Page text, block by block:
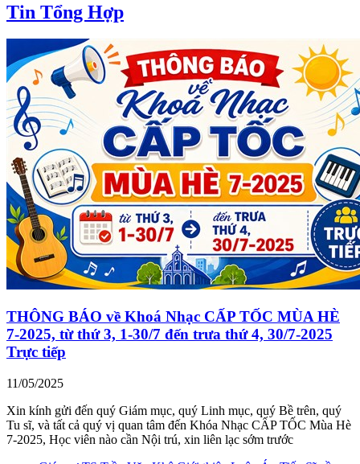
Tin Tổng Hợp
THÔNG BÁO về Khoá Nhạc CẤP TỐC MÙA HÈ
7-2025, từ thứ 3, 1-30/7 đến trưa thứ 4, 30/7-2025
Trực tiếp
11/05/2025
Xin kính gửi đến quý Giám mục, quý Linh mục, quý Bề trên, quý
Tu sĩ, và tất cả quý vị quan tâm đến Khóa Nhạc CẤP TỐC Mùa Hè
7-2025, Học viên nào cần Nội trú, xin liên lạc sớm trước